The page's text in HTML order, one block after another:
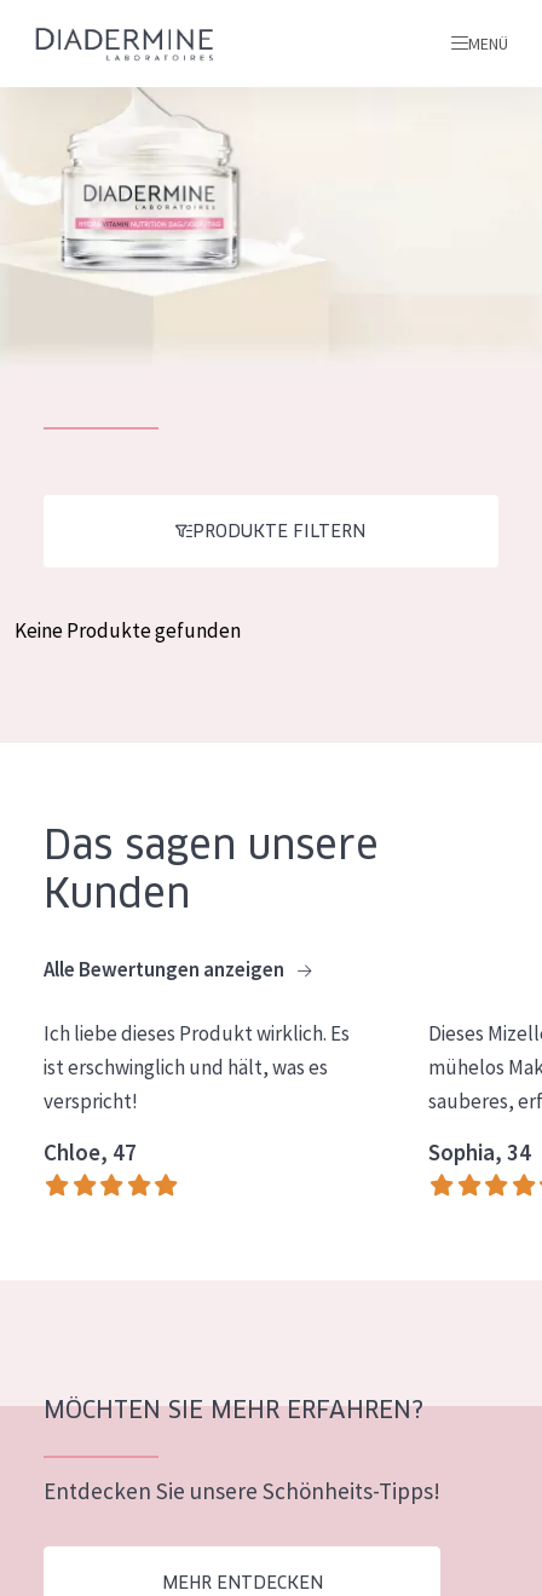
Nachtcreme
Augencreme
PRODUKTLINIE
Essentials
Lift+
Expert
Mischhaut und fettige Haut
Reife Haut
Der Sonne ausgesetzte Haut
ALLE PRODUKTE
Alle produkte
MENÜ
Startseite
inhaltsstoffe
Spanish
PRODUKTE FILTERN
Keine Produkte gefunden
Das sagen unsere
Kunden
Alle Bewertungen anzeigen
Ich liebe dieses Produkt wirklich. Es
ist erschwinglich und hält, was es
verspricht!
Chloe, 47
Dieses
mühelos
sauberes,
Sophia, 34
MÖCHTEN SIE MEHR ERFAHREN?
Entdecken Sie unsere Schönheits-Tipps!
MEHR ENTDECKEN